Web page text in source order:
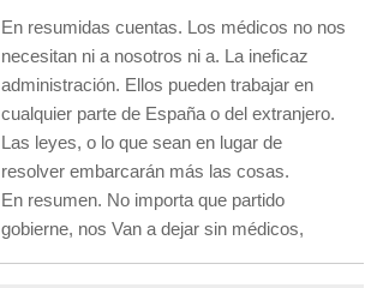
En resumidas cuentas. Los médicos no nos
necesitan ni a nosotros ni a. La ineficaz
administración. Ellos pueden trabajar en
cualquier parte de España o del extranjero.
Las leyes, o lo que sean en lugar de
resolver embarcarán más las cosas.
En resumen. No importa que partido
gobierne, nos Van a dejar sin médicos,